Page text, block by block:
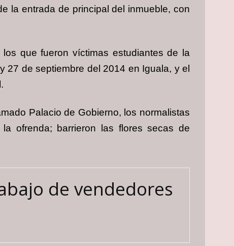
la entrada de principal del inmueble, con
que fueron víctimas estudiantes de la
27 de septiembre del 2014 en Iguala, y el
Palacio de Gobierno, los normalistas
ofrenda; barrieron las flores secas de
de vendedores